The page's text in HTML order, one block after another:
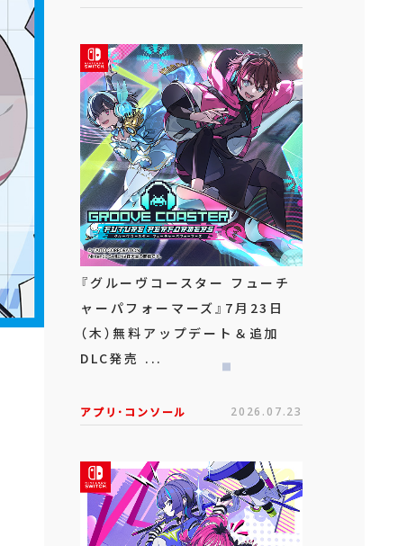
『グルーヴコースター フューチ
ャーパフォーマーズ』7月23日
（木）無料アップデート＆追加
DLC発売 ...
アプリ･コンソール 2026.07.23